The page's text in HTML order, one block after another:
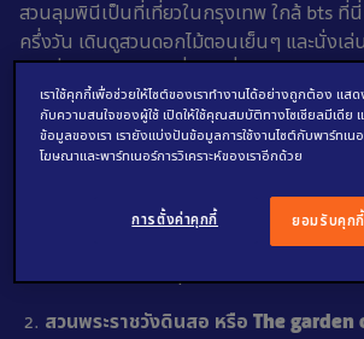
สวนลุมพินีเป็นที่เที่ยวในกรุงเทพ ใกล้ bts ที่นี่
ครึ่งวัน เดินดูสวนดอกไม้ตอนเย็นๆ และนั่ง
จะไปปั่นจักรยานเป็ด ที่แอบเมื่อยขาอยู่หน่อย
ครอบครัวมาเดินเล่นรับอากาศบริสุทธิ์ที่นี่ได้
วิธีเดินทางด้วยรถไฟฟ้า
นั่งบีทีเอสลงสถานีราชดำริหรือสถานีศาลาแดง
10 นาที หรือหากใช้ MRT ก็ให้ลงที่สถานีสีลมห
สวนพระราชวังดินสอ หรือ The garden
เราใช้คุกกี้เพื่อช่วยให้ไซต์ของเราทำงานได้อย่างถูกต้อง แส
กับความสนใจของผู้ใช้ เปิดให้ใช้คุณสมบัติทางโซเชียลมีเดีย แ
ข้อมูลของเรา เรายังแบ่งปันข้อมูลการใช้งานไซต์กับพาร์ทเนอ
โฆษณาและพาร์ทเนอร์การวิเคราะห์ของเราอีกด้วย
ยอมรับคุก
การตั้งค่าคุกกี้